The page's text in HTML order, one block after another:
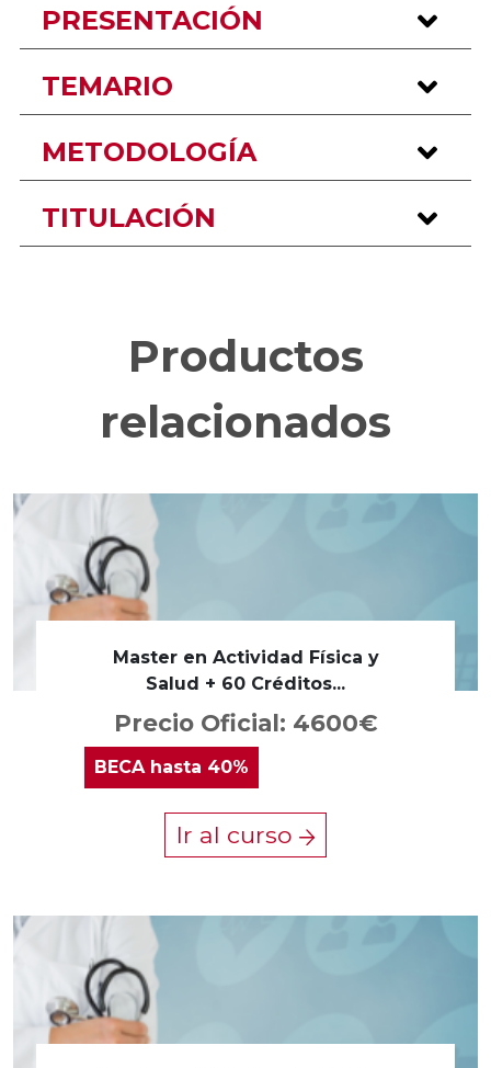
PRESENTACIÓN
TEMARIO
METODOLOGÍA
TITULACIÓN
Productos
relacionados
Master en Actividad Física y
Salud + 60 Créditos...
Precio Oficial: 4600€
BECAhasta 40%
Ir al curso